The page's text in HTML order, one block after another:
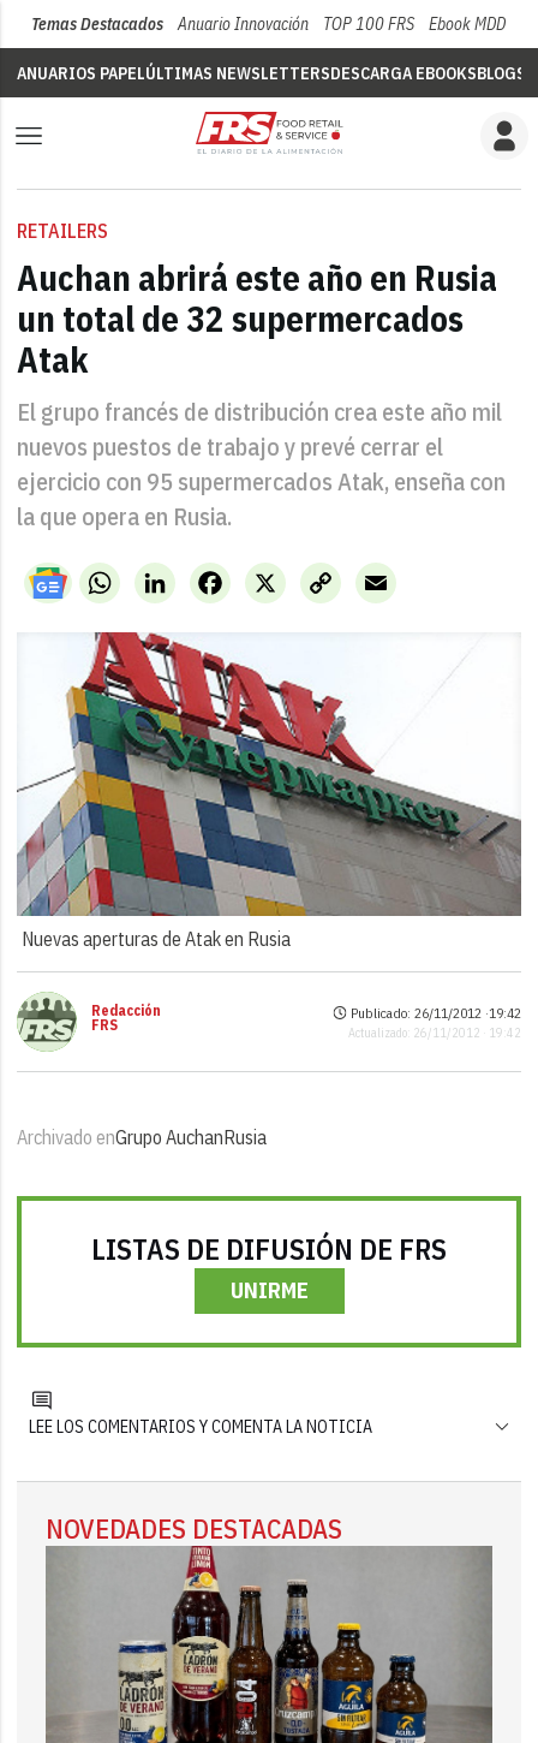
Temas Destacados Anuario Innovación TOP 100 FRS Ebook MDD
ANUARIOS PAPELÚLTIMAS NEWSLETTERSDESCARGA EBOOKSBLOGS
RETAILERS
Auchan abrirá este año en Rusia
un total de 32 supermercados
Atak
El grupo francés de distribución crea este año mil
nuevos puestos de trabajo y prevé cerrar el
ejercicio con 95 supermercados Atak, enseña con
la que opera en Rusia.
WhatsAppLinkedIn X
Facebook
Copy
Link
Email
Nuevas aperturas de Atak en Rusia
Redacción
FRS
Publicado: 26/11/2012 ·19:42
Actualizado: 26/11/2012 · 19:42
Archivado enGrupo AuchanRusia
LISTAS DE DIFUSIÓN DE FRS
UNIRME
LEE LOS COMENTARIOS Y COMENTA LA NOTICIA
NOVEDADES DESTACADAS